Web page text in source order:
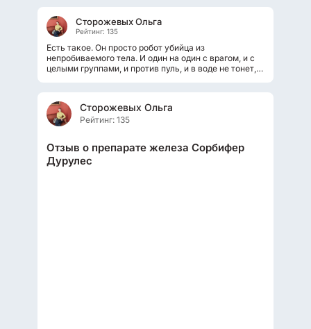
Сторожевых Ольга
Рейтинг: 135
Есть такое. Он просто робот убийца из
непробиваемого тела. И один на один с врагом, и с
целыми группами, и против пуль, и в воде не тонет, и
Сторожевых Ольга
Рейтинг: 135
Отзыв о препарате железа Сорбифер
Дурулес